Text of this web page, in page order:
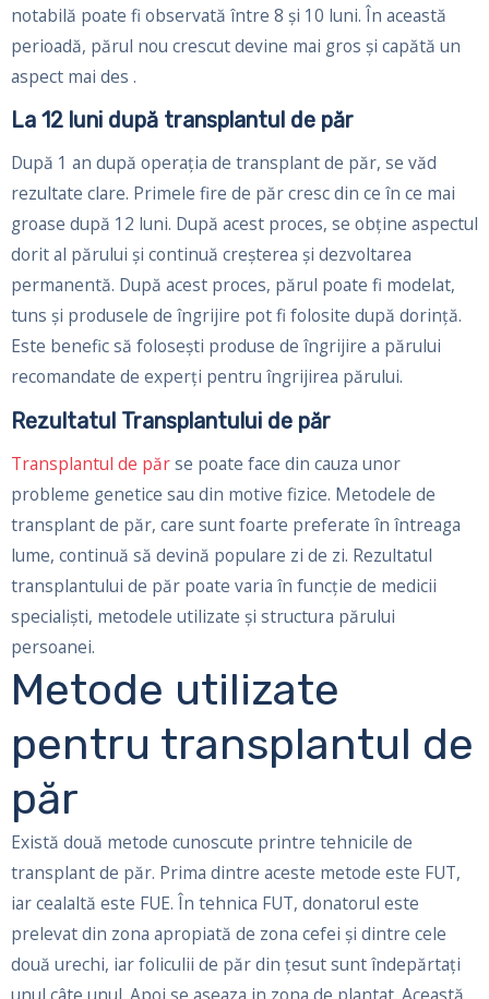
notabilă poate fi observată între 8 și 10 luni. În această
perioadă, părul nou crescut devine mai gros și capătă un
aspect mai des .
La 12 luni după transplantul de păr
După 1 an după operația de transplant de păr, se văd
rezultate clare. Primele fire de păr cresc din ce în ce mai
groase după 12 luni. După acest proces, se obține aspectul
dorit al părului și continuă creșterea și dezvoltarea
permanentă. După acest proces, părul poate fi modelat,
tuns și produsele de îngrijire pot fi folosite după dorință.
Este benefic să folosești produse de îngrijire a părului
recomandate de experți pentru îngrijirea părului.
Rezultatul Transplantului de păr
Transplantul de părse poate face din cauza unor
probleme genetice sau din motive fizice. Metodele de
transplant de păr, care sunt foarte preferate în întreaga
lume, continuă să devină populare zi de zi. Rezultatul
transplantului de păr poate varia în funcție de medicii
specialiști, metodele utilizate și structura părului
persoanei.
Metode utilizate
pentru transplantul de
păr
Există două metode cunoscute printre tehnicile de
transplant de păr. Prima dintre aceste metode este FUT,
iar cealaltă este FUE. În tehnica FUT, donatorul este
prelevat din zona apropiată de zona cefei și dintre cele
două urechi, iar foliculii de păr din țesut sunt îndepărtați